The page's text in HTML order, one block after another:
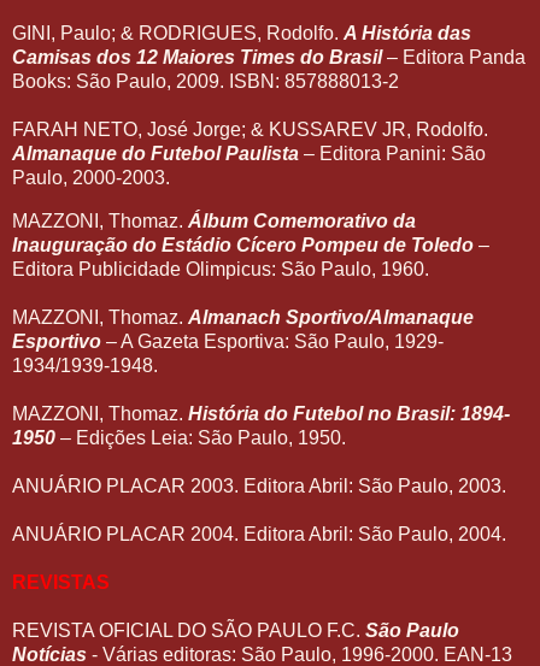
GINI, Paulo; & RODRIGUES, Rodolfo. A História das
Camisas dos 12 Maiores Times do Brasil– Editora Panda
Books: São Paulo, 2009. ISBN: 857888013-2
FARAH NETO, José Jorge; & KUSSAREV JR, Rodolfo.
Almanaque do Futebol Paulista – Editora Panini: São
Paulo, 2000-2003.
MAZZONI, Thomaz. Álbum Comemorativo da
Inauguração do Estádio Cícero Pompeu de Toledo –
Editora Publicidade Olimpicus: São Paulo, 1960.
MAZZONI, Thomaz. Almanach Sportivo/Almanaque
Esportivo – A Gazeta Esportiva: São Paulo, 1929-
1934/1939-1948.
MAZZONI, Thomaz. História do Futebol no Brasil: 1894-
1950 – Edições Leia: São Paulo, 1950.
ANUÁRIO PLACAR 2003. Editora Abril: São Paulo, 2003.
ANUÁRIO PLACAR 2004. Editora Abril: São Paulo, 2004.
REVISTAS
REVISTA OFICIAL DO SÃO PAULO F.C. São Paulo
Notícias - Várias editoras: São Paulo, 1996-2000. EAN-13